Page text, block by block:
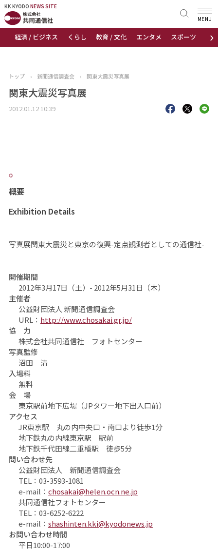
KK KYODO NEWS SITE
›
経済 / ビジネス くらし 教育 / 文化 エンタメ スポーツ 地域
MENU
KK KYODONEWS SITE
トップページ
ニュース
おすすめコンテンツ
トップ › 新聞通信調査会 › 関東大震災写真展
関東大震災写真展
2012.01.12 10:39
概要
Exhibition Details
写真展関東大震災と東京の復興-定点観測者としての通信社-
開催期間
2012年3月17日（土）- 2012年5月31日（木）
主催者
公益財団法人 新聞通信調査会
URL： http://www.chosakai.gr.jp/
協 力
株式会社共同通信社 フォトセンター
写真監修
沼田 清
入場料
無料
会 場
東京駅前地下広場（JPタワー地下出入口前）
アクセス
JR東京駅 丸の内中央口・南口より徒歩1分
地下鉄丸の内線東京駅 駅前
地下鉄千代田線二重橋駅 徒歩5分
問い合わせ先
公益財団法人 新聞通信調査会
TEL：03-3593-1081
e-mail： chosakai@helen.ocn.ne.jp
共同通信社フォトセンター
TEL：03-6252-6222
e-mail： shashinten.kki@kyodonews.jp
お問い合わせ時間
平日10:00-17:00